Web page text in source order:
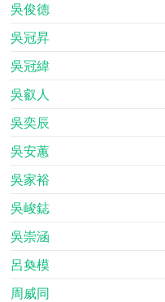
吳俊德
吳冠昇
吳冠緯
吳叡人
吳奕辰
吳安蕙
吳家裕
吳峻鋕
吳崇涵
呂奐模
周威同